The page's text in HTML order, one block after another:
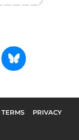
TERMS
PRIVACY